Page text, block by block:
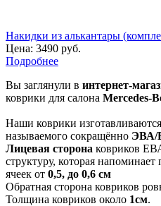
Накидки из алькантары
Цена: 3490 руб.
Подробнее
Вы заглянули в интернет-
коврики для салона Mercedes-
Наши коврики
называемого сокращённо ЭВА/
Лицевая сторона ковриков
структуру, которая
ячеек от 0,5, до 0,6 см
Обратная сторона ковриков
Толщина ковриков около 1см.